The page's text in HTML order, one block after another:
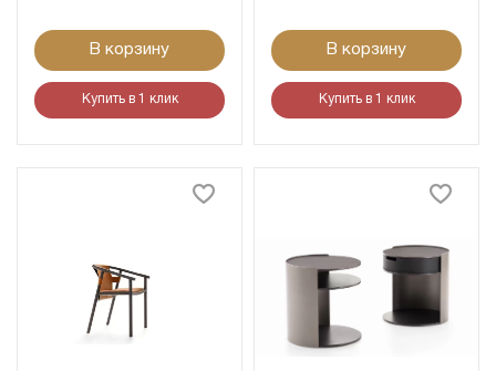
В корзину
Купить в 1 клик
В корзину
Купить в 1 клик